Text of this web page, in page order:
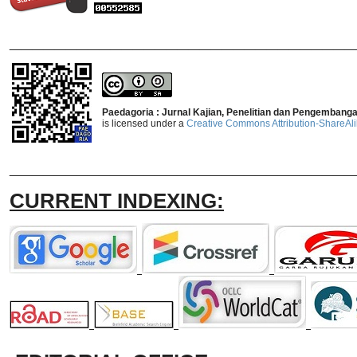
Paedagoria : Jurnal Kajian, Penelitian dan
is licensed under a Creative Commons Attribution-
CURRENT INDEXING: